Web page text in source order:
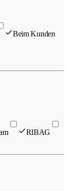
Beim Kunden
RIBAG